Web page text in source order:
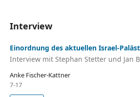
Interview
Einordnung des aktuellen Israel-
Interview mit Stephan Stetter und Jan
Anke Fischer-Kattner
7-17